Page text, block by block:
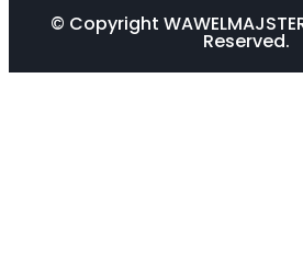
© Copyright
Reserved.